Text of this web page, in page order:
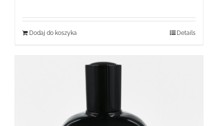
Dodaj do koszyka Details